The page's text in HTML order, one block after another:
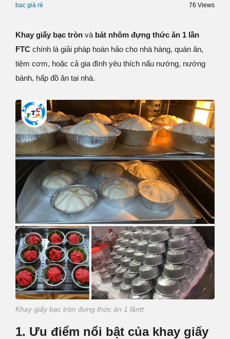
bạc giá rẻ
76 Views
Khay giấy bạc tròn và bát nhôm đựng thức ăn 1 lần
FTC chính là giải pháp hoàn hảo cho nhà hàng, quán ăn,
tiệm cơm, hoặc cả gia đình yêu thích nấu nướng, nướng
bánh, hấp đồ ăn tại nhà.
Khay giấy bạc tròn đựng thức ăn 1 lầntt
1. Ưu điểm nổi bật của khay giấy